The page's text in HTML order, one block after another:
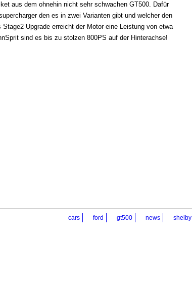
aus dem ohnehin nicht sehr schwachen GT500. Dafür
den es in zwei Varianten gibt und welcher den
Upgrade erreicht der Motor eine Leistung von etwa
sind es bis zu stolzen 800PS auf der Hinterachse!
cars ford gt500 news shelby